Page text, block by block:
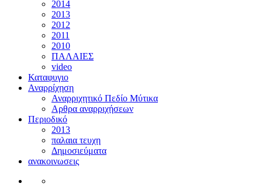
2014
2013
2012
2011
2010
ΠΑΛΑΙΕΣ
video
Καταφυγιο
Αναρρίχηση
Αναρριχητικό Πεδίο Μύτικα
Αρθρα αναρριχήσεων
Περιοδικό
2013
παλαια τευχη
Δημοσιεύματα
ανακοινωσεις